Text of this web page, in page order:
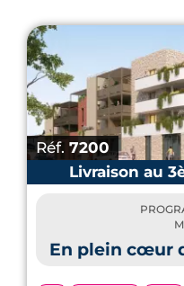
Réf. 7200
Livraison au
En plein cœur